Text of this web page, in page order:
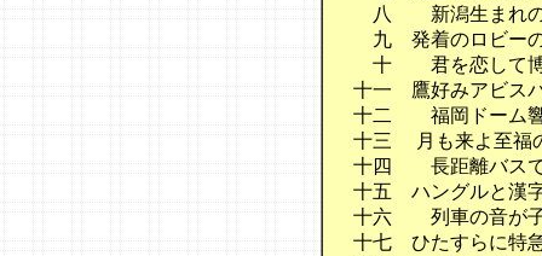
八　　新潟生まれ
九　発着のロビー
十　　君を恋して
十一　鷹好みアビス
十二　　福岡ドーム
十三  月も来よ至
十四　　長距離バス
十五　ハングルと漢
十六　　列車の音が
十七　ひたすらに特